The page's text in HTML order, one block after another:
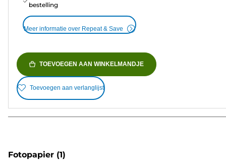
bestelling
Meer informatie over Repeat & Save
TOEVOEGEN AAN WINKELMANDJE
Toevoegen aan verlanglijst
Fotopapier (1)